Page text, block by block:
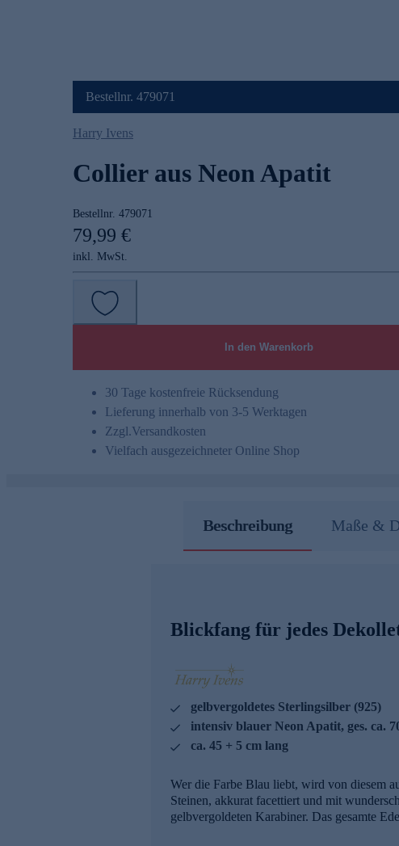
Bestellnr. 479071
Harry Ivens
Collier aus Neon Apatit
Bestellnr. 479071
79,99 €
inkl. MwSt.
In den Warenkorb
30 Tage kostenfreie Rücksendung
Lieferung innerhalb von 3-5 Werktagen
Zzgl.Versandkosten
Vielfach ausgezeichneter Online Shop
Beschreibung Maße &
Blickfang für jedes
gelbvergoldetes Sterlingsilber (925)
intensiv blauer Neon Apatit, ges. ca.
ca. 45 + 5 cm lang
Wer die Farbe Blau liebt, wird von diesem
Steinen, akkurat facettiert und mit
gelbvergoldeten Karabiner. Das gesamte